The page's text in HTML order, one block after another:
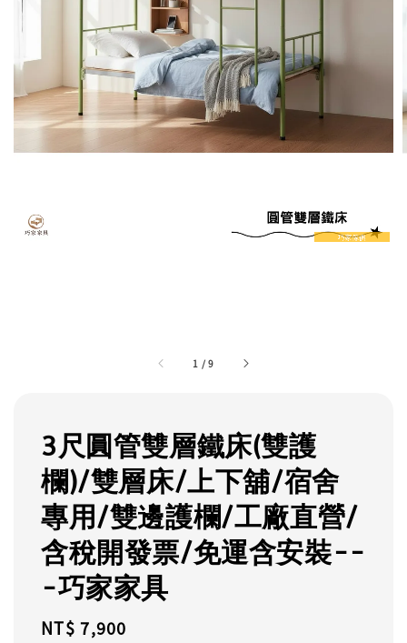
1 /9
3尺圓管雙層鐵床(雙護
欄)/雙層床/上下舖/宿舍
專用/雙邊護欄/工廠直營/
含稅開發票/免運含安裝--
-巧家家具
Regular
NT$ 7,900